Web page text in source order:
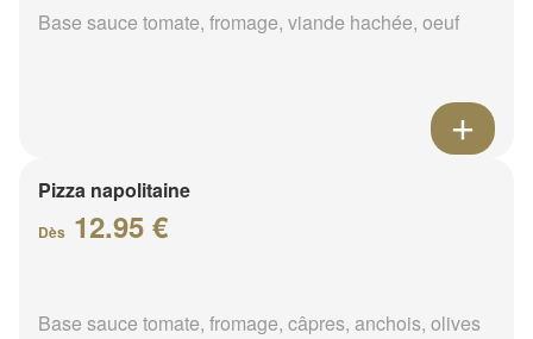
Base sauce tomate, fromage, viande hachée, oeuf
Pizza napolitaine
Dès 12.95 €
Base sauce tomate, fromage, câpres, anchois, olives